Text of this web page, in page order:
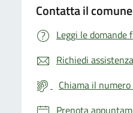
Contatta il comune
Leggi le domande
Richiedi assistenza
Chiama il
Prenota